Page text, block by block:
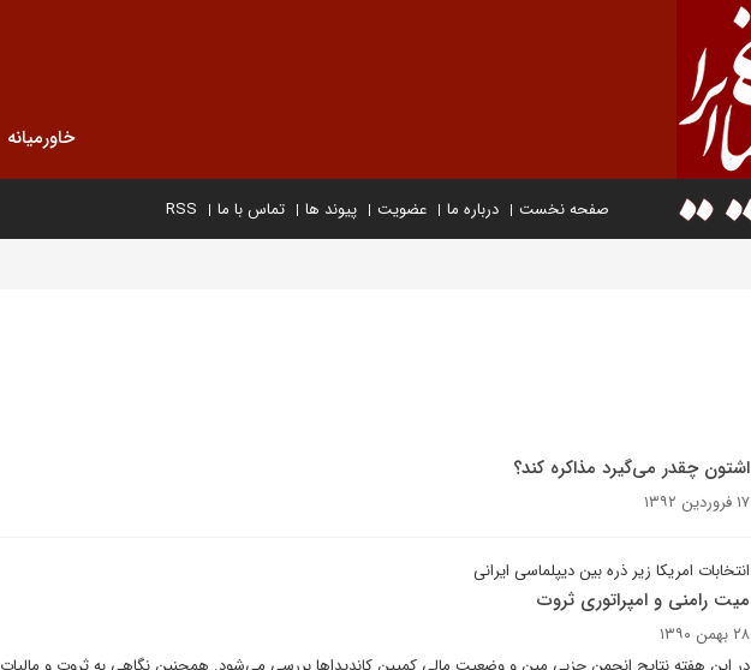
خاورمیانه
صفحه نخست درباره ما عضویت پیوند ها تماس با ما RSS
اشتون چقدر می‌گیرد مذاکره کند؟
۱۷ فروردین ۱۳۹۲
انتخابات امریکا زیر ذره بین دیپلماسی ایرانی
میت رامنی و امپراتوری ثروت
۲۸ بهمن ۱۳۹۰